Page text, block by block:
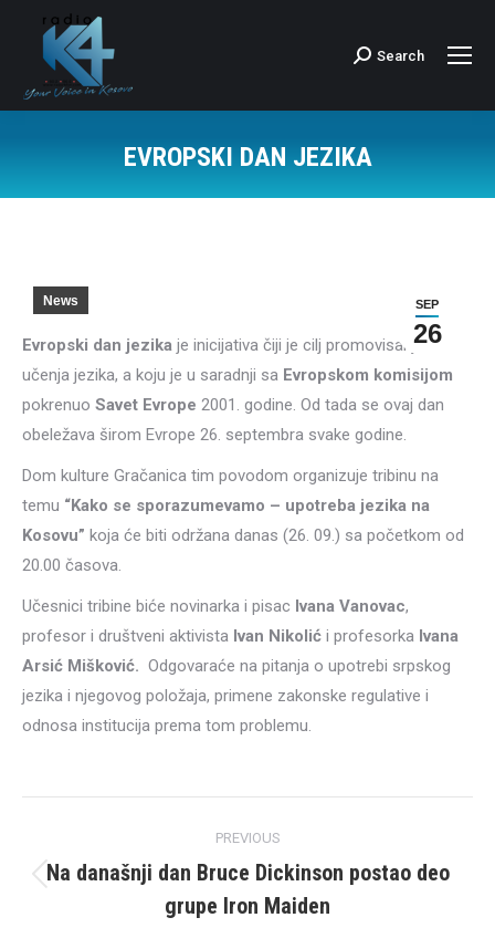
Search:
Search
EVROPSKI DAN JEZIKA
SEP
26
News
Evropski dan jezika je inicijativa čiji je cilj promovisanje
učenja jezika, a koju je u saradnji sa Evropskom komisijom
pokrenuo Savet Evrope 2001. godine. Od tada se ovaj dan
obeležava širom Evrope 26. septembra svake godine.
Dom kulture Gračanica tim povodom organizuje tribinu na
temu “Kako se sporazumevamo – upotreba jezika na
Kosovu” koja će biti održana danas (26. 09.) sa početkom od
20.00 časova.
Učesnici tribine biće novinarka i pisac Ivana Vanovac,
profesor i društveni aktivista Ivan Nikolić i profesorka Ivana
Arsić Mišković. Odgovaraće na pitanja o upotrebi srpskog
jezika i njegovog položaja, primene zakonske regulative i
odnosa institucija prema tom problemu.
navigation
PREVIOUS
Previous
post:
Na današnji dan Bruce Dickinson postao deo
grupe Iron Maiden